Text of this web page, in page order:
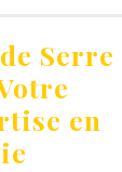
Serre
en